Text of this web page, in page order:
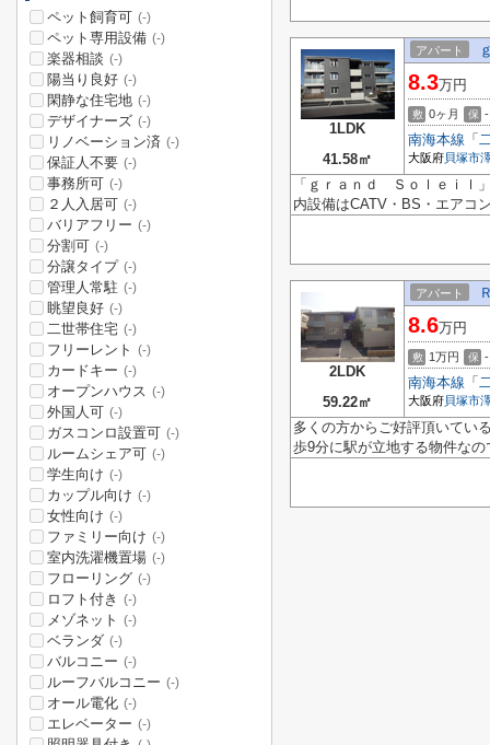
1LDK
41.58㎡
アパート
8.3万円
敷 0ヶ月 保 -
南海本線 「
大阪府貝塚市
「ｇｒａｎｄ Ｓｏｌｅｉｌ
内設備はCATV・BS・エアコ
2LDK
59.22㎡
アパート
8.6万円
敷 1万円 保 -
南海本線 「
大阪府貝塚市
多くの方からご好評頂いてい
歩9分に駅が立地する物件な
ペット飼育可 (-)
ペット専用設備 (-)
楽器相談 (-)
陽当り良好 (-)
閑静な住宅地 (-)
デザイナーズ (-)
リノベーション済 (-)
保証人不要 (-)
事務所可 (-)
２人入居可 (-)
バリアフリー (-)
分割可 (-)
分譲タイプ (-)
管理人常駐 (-)
眺望良好 (-)
二世帯住宅 (-)
フリーレント (-)
カードキー (-)
オープンハウス (-)
外国人可 (-)
ガスコンロ設置可 (-)
ルームシェア可 (-)
学生向け (-)
カップル向け (-)
女性向け (-)
ファミリー向け (-)
室内洗濯機置場 (-)
フローリング (-)
ロフト付き (-)
メゾネット (-)
ベランダ (-)
バルコニー (-)
ルーフバルコニー (-)
オール電化 (-)
エレベーター (-)